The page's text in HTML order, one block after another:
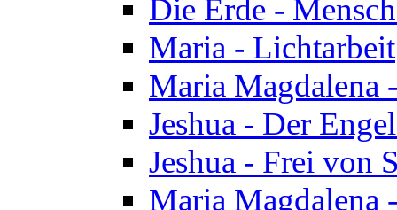
Die Erde -
Maria - Lichtarbeit
Maria Magdalena
Jeshua - Der
Jeshua - Frei von
Maria Magdalena